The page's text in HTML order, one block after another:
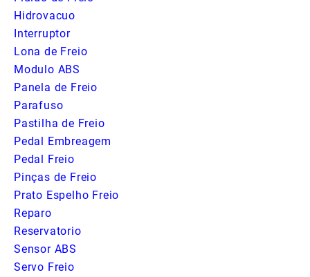
Hidrovacuo
Interruptor
Lona de Freio
Modulo ABS
Panela de Freio
Parafuso
Pastilha de Freio
Pedal Embreagem
Pedal Freio
Pinças de Freio
Prato Espelho Freio
Reparo
Reservatorio
Sensor ABS
Servo Freio